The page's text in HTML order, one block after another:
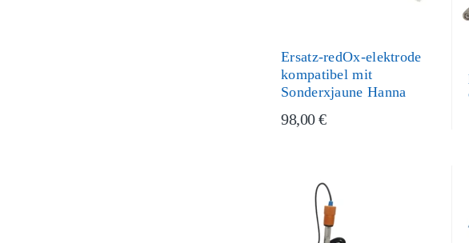
Ersatz-redOx-elektrode
kompatibel mit
Sonderxjaune Hanna
98,00 €